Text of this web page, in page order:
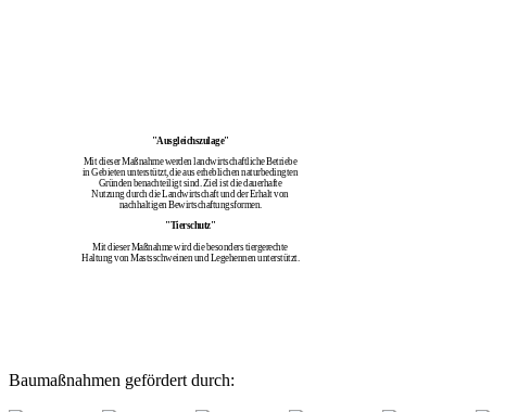
"Ausgleichszulage"
Mit dieser Maßnahme werden landwirtschaftliche Betriebe
in Gebieten unterstützt, die aus erheblichen naturbedingten
Gründen benachteiligt sind. Ziel ist die dauerhafte
Nutzung durch die Landwirtschaft und der Erhalt von
nachhaltigen Bewirtschaftungsformen.
"Tierschutz"
Mit dieser Maßnahme wird die besonders tiergerechte
Haltung von Mastsschweinen und Legehennen unterstützt.
Baumaßnahmen gefördert durch: